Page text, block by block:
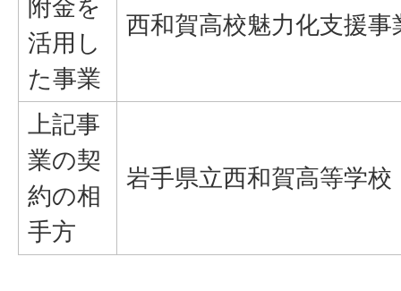
附金を
活用し
た事業
西和賀高校魅力化支援事
上記事
業の契
約の相
手方
岩手県立西和賀高等学校